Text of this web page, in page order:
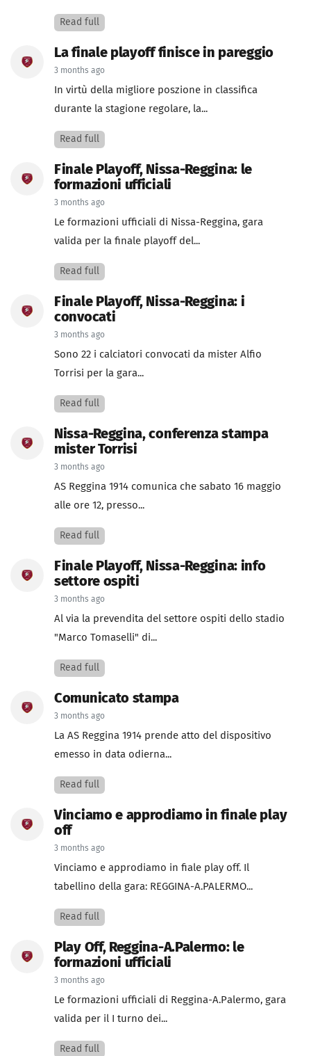
Read full
La finale playoff finisce in pareggio
3 months ago
In virtù della migliore poszione in classifica
durante la stagione regolare, la...
Read full
Finale Playoff, Nissa-Reggina: le
formazioni ufficiali
3 months ago
Le formazioni ufficiali di Nissa-Reggina, gara
valida per la finale playoff del...
Read full
Finale Playoff, Nissa-Reggina: i
convocati
3 months ago
Sono 22 i calciatori convocati da mister Alfio
Torrisi per la gara...
Read full
Nissa-Reggina, conferenza stampa
mister Torrisi
3 months ago
AS Reggina 1914 comunica che sabato 16 maggio
alle ore 12, presso...
Read full
Finale Playoff, Nissa-Reggina: info
settore ospiti
3 months ago
Al via la prevendita del settore ospiti dello stadio
"Marco Tomaselli" di...
Read full
Comunicato stampa
3 months ago
La AS Reggina 1914 prende atto del dispositivo
emesso in data odierna...
Read full
Vinciamo e approdiamo in finale play
off
3 months ago
Vinciamo e approdiamo in fiale play off. Il
tabellino della gara: REGGINA-A.PALERMO...
Read full
Play Off, Reggina-A.Palermo: le
formazioni ufficiali
3 months ago
Le formazioni ufficiali di Reggina-A.Palermo, gara
valida per il I turno dei...
Read full